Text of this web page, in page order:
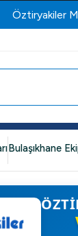
Öztiryakiler
Bulaşıkhane